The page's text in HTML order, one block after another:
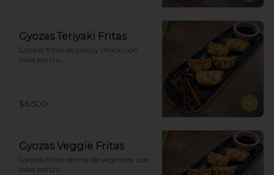
Gyozas Teriyaki Fritas
Gyozas fritas de pollo y choclo con
salsa ponzu
$6.500
Gyozas Veggie Fritas
Gyozas fritas de mix de vegetales  con
salsa ponzu